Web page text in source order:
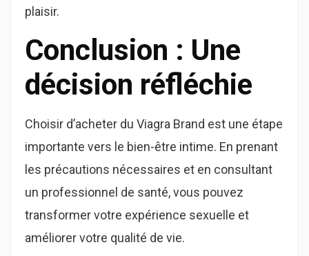
plaisir.
Conclusion : Une
décision réfléchie
Choisir d’acheter du Viagra Brand est une étape
importante vers le bien-être intime. En prenant
les précautions nécessaires et en consultant
un professionnel de santé, vous pouvez
transformer votre expérience sexuelle et
améliorer votre qualité de vie.